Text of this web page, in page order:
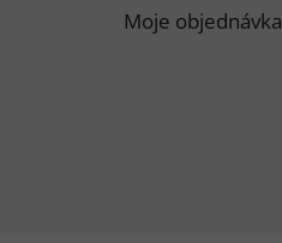
Moje objednávka